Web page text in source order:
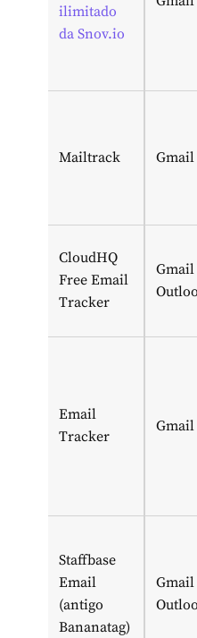
ilimitado
da Snov.io
Mailtrack Gmail
CloudHQ
Free Email
Tracker
Gmail
Email
Tracker
Gmail
Staffbase
Email
(antigo
Bananatag)
Gmail